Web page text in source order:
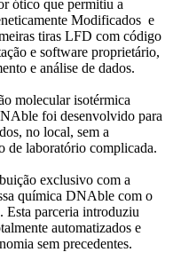
ótico que permitiu a
Modificados e
tiras LFD com código
e software proprietário,
e análise de dados.
molecular isotérmica
foi desenvolvido para
no local, sem a
de laboratório complicada.
exclusivo com a
química DNAble com o
parceria introduziu
automatizados e
sem precedentes.